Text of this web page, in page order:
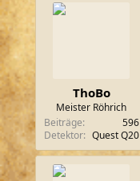
a
m
ThoBo
Meister Röhrich
Beiträge
596
Detektor
Quest Q20